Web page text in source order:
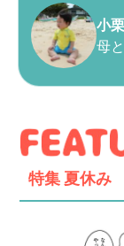
小栗
母
特集 夏休み